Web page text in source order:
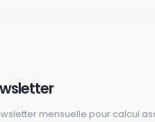
mensuelle pour calcul